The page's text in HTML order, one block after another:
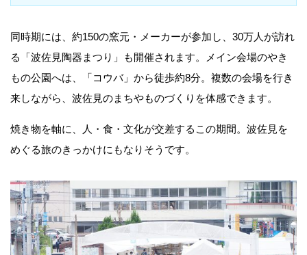
同時期には、約150の窯元・メーカーが参加し、30万人が訪れ
る「波佐見陶器まつり」も開催されます。メイン会場のやき
もの公園へは、「コウバ」から徒歩約8分。複数の会場を行き
来しながら、波佐見のまちやものづくりを体感できます。
焼き物を軸に、人・食・文化が交差するこの期間。波佐見を
めぐる旅のきっかけにもなりそうです。